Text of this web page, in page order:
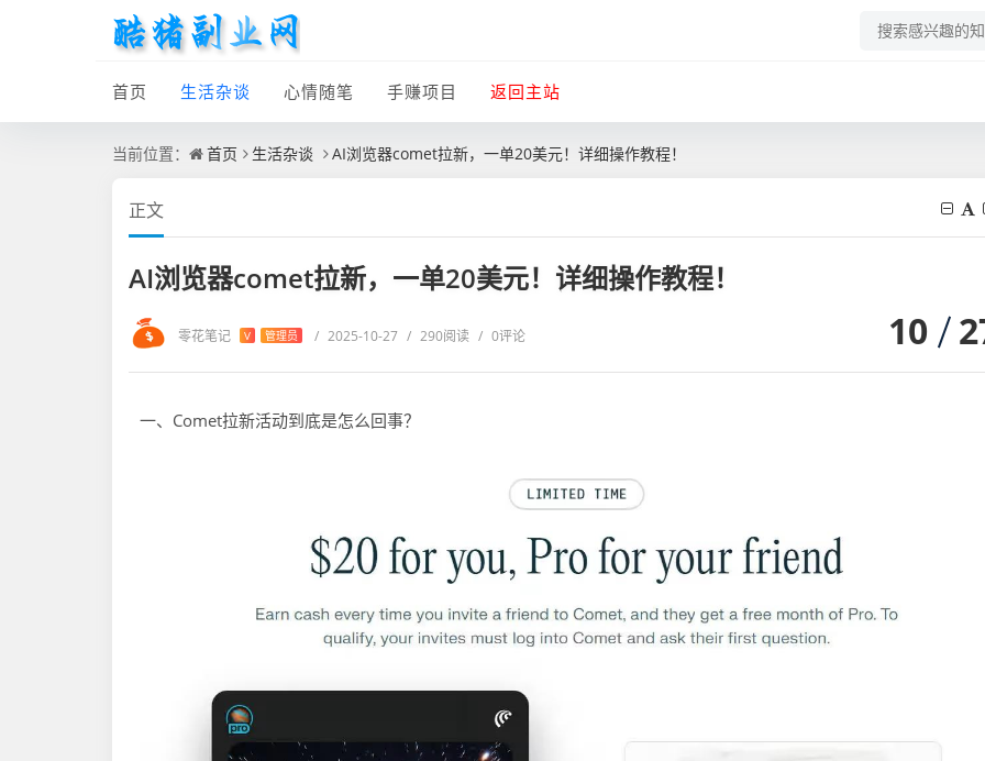
首页 生活杂谈 心情随笔 手赚项目 返回主站
当前位置： 首页 生活杂谈 AI浏览器comet拉新，一单20美元！详细操作教程！
正文
AI浏览器comet拉新，一单20美元！详细操作教程！
零花笔记 V 管理员 / 2025-10-27 / 290阅读 / 0评论 10
一、Comet拉新活动到底是怎么回事？